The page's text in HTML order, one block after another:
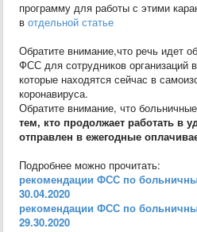
программу для работы с этими
в отдельной статье
Обратите внимание,что речь идет
ФСС для сотрудников организаций
которые находятся сейчас в
коронавируса.
Обратите внимание, что больничные
тем, кто продолжает работать в
отправлен в ежегодные
Подробнее можно прочитать:
рекомендации ФСС по
30.04.2020
рекомендации ФСС по
29.30.2020